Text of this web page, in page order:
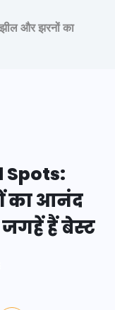
और झरनों का
Spots:
का आनंद
हैं बेस्ट